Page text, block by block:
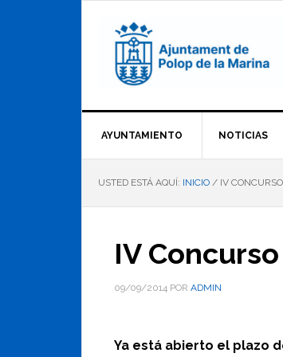
AYUNTAMIENTO NOTICIAS
USTED ESTÁ AQUÍ: INICIO / IV
IV
09/09/2014 POR ADMIN
Ya está abierto el plazo